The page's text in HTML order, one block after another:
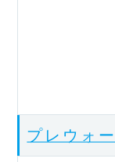
プレウォ